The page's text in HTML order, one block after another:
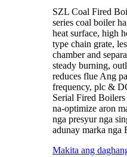
SZL Coal Fired
series coal boiler
heat surface, high
type chain grate,
chamber and
steady burning,
reduces flue Ang
frequency, plc &
Serial Fired
na-optimize aron
nga presyur nga
adunay marka nga
Makita ang